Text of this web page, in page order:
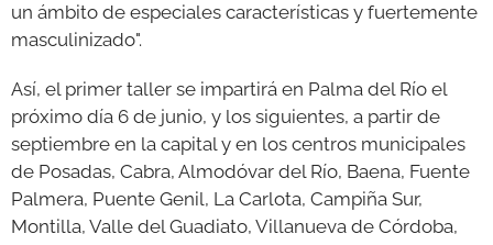
un ámbito de especiales características y fuertemente
masculinizado".
Así, el primer taller se impartirá en Palma del Río el
próximo día 6 de junio, y los siguientes, a partir de
septiembre en la capital y en los centros municipales
de Posadas, Cabra, Almodóvar del Río, Baena, Fuente
Palmera, Puente Genil, La Carlota, Campiña Sur,
Montilla, Valle del Guadiato, Villanueva de Córdoba,